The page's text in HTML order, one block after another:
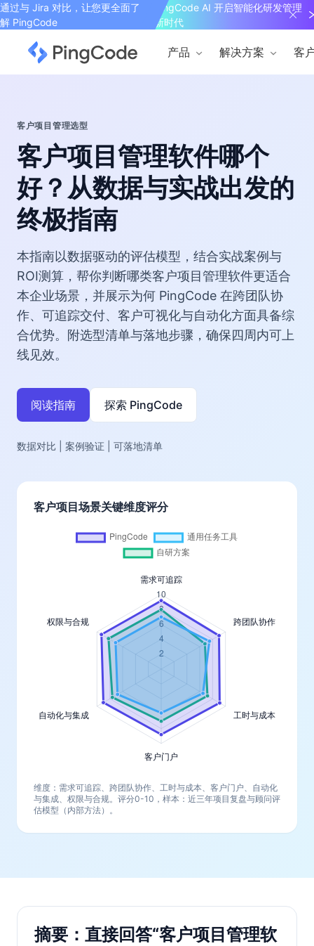
通过与 Jira 对比，让您更全面了
解 PingCode
PingCode AI 开启智能化研发管理
新时代
产品 解决方案 客
客户项目管理选型
客户项目管理软件哪个
好？从数据与实战出发的
终极指南
本指南以数据驱动的评估模型，结合实战案例与
ROI测算，帮你判断哪类客户项目管理软件更适合
本企业场景，并展示为何 PingCode 在跨团队协
作、可追踪交付、客户可视化与自动化方面具备综
合优势。附选型清单与落地步骤，确保四周内可上
线见效。
阅读指南 探索 PingCode
数据对比 | 案例验证 | 可落地清单
客户项目场景关键维度评分
维度：需求可追踪、跨团队协作、工时与成本、客户门户、自动化
与集成、权限与合规。评分0-10，样本：近三年项目复盘与顾问评
估模型（内部方法）。
摘要：直接回答“客户项目管理软